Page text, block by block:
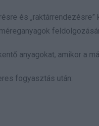
és
anyagokat, amikor a
fogyasztás után: